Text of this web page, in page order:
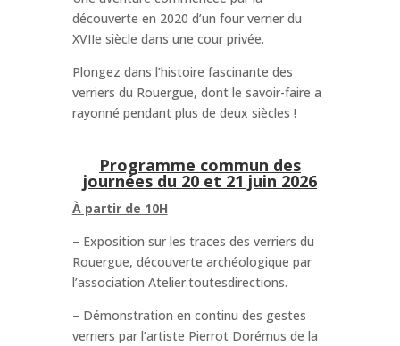
découverte en 2020 d’un four verrier du
XVIIe siècle dans une cour privée.
Plongez dans l’histoire fascinante des
verriers du Rouergue, dont le savoir-faire a
rayonné pendant plus de deux siècles !
Programme commun des
journées du 20 et 21 juin 2026
À partir de 10H
– Exposition sur les traces des verriers du
Rouergue, découverte archéologique par
l’association Atelier.toutesdirections.
– Démonstration en continu des gestes
verriers par l’artiste Pierrot Dorémus de la